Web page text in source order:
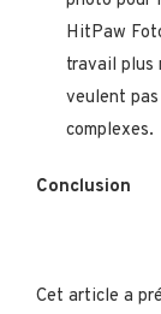
HitPaw
travail plus
veulent
complexes.
Conclusion
Cet article a